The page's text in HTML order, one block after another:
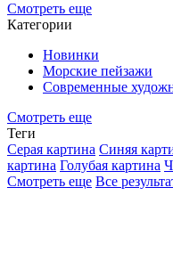
Смотреть еще
Категории
Новинки
Морские пейзажи
Современные
Смотреть еще
Теги
Серая картина Синяя
картина Голубая картина
Смотреть еще Все